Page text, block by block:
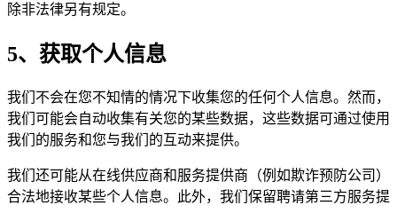
除非法律另有规定。
5、获取个人信息
我们不会在您不知情的情况下收集您的任何个人信息。然而，
我们可能会自动收集有关您的某些数据，这些数据可通过使用
我们的服务和您与我们的互动来提供。
我们还可能从在线供应商和服务提供商（例如欺诈预防公司）
合法地接收某些个人信息。此外，我们保留聘请第三方服务提